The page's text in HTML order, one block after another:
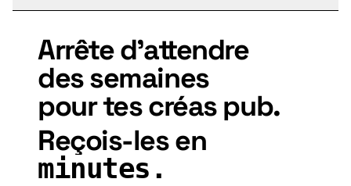
Arrêted'attendre
des semaines
pourtescréaspub.
Reçois-lesen
minutes.